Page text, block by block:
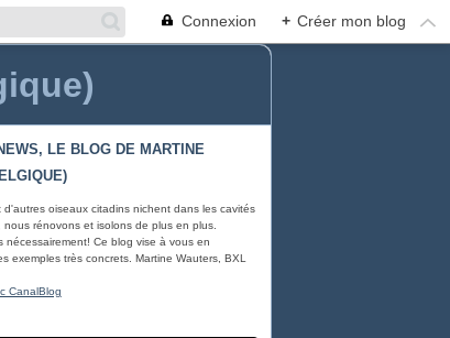
Connexion + Créer mon blog
LE BLOG DE MARTINE
d'autres oiseaux citadins nichent dans les cavités
nous rénovons et isolons de plus en plus.
nécessairement! Ce blog vise à vous en
exemples très concrets. Martine Wauters, BXL
CanalBlog